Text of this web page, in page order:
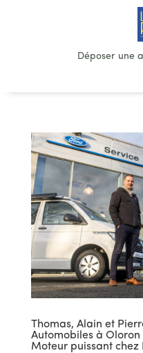
Déposer une
Thomas, Alain et
Automobiles à Oloron
Moteur puissant chez